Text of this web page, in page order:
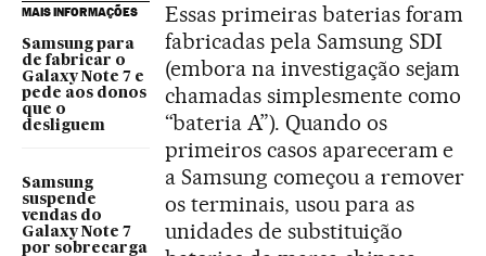
MAIS INFORMAÇÕES
Samsung para
de fabricar o
Galaxy Note 7 e
pede aos donos
que o
desliguem
Samsung
suspende
vendas do
Galaxy Note 7
por sobrecarga
Essas primeiras baterias foram
fabricadas pela Samsung SDI
(embora na investigação sejam
chamadas simplesmente como
“bateria A”). Quando os
primeiros casos apareceram e
a Samsung começou a remover
os terminais, usou para as
unidades de substituição